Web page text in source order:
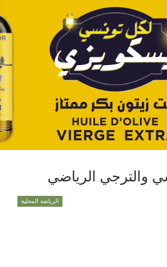
والترجي الرياضي
الرياضة المحلية